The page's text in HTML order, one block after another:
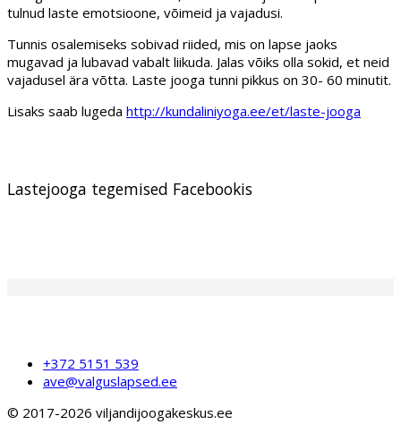
tulnud laste emotsioone, võimeid ja vajadusi.
Tunnis osalemiseks sobivad riided, mis on lapse jaoks
mugavad ja lubavad vabalt liikuda. Jalas võiks olla sokid, et neid
vajadusel ära võtta. Laste jooga tunni pikkus on 30- 60 minutit.
Lisaks saab lugeda http://kundaliniyoga.ee/et/laste-jooga
Lastejooga tegemised Facebookis
+372 5151 539
ave@valguslapsed.ee
© 2017-2026 viljandijoogakeskus.ee